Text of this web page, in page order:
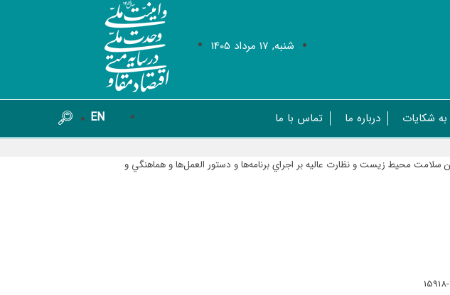
شنبه, 17 مرداد 1405
شکایات درباره ما تماس با ما EN
محيط زيست و نظارت عاليه بر اجراي برنامه‌ها و دستور العمل‌ها و هماهنگي و